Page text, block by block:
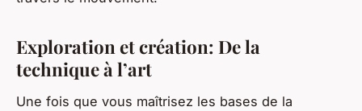
Exploration et création: De la
technique à l’art
Une fois que vous maîtrisez les bases de la